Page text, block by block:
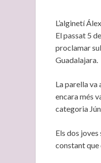
L’alginetí
El passat 5
proclamar
Guadalajara.
La parella va
encara més
categoria
Els dos
constant que